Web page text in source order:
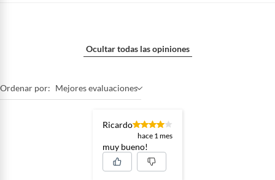
Ocultar todas las opiniones
Ordenar por: Mejores evaluaciones
Ricardo
hace 1 mes
muy bueno!